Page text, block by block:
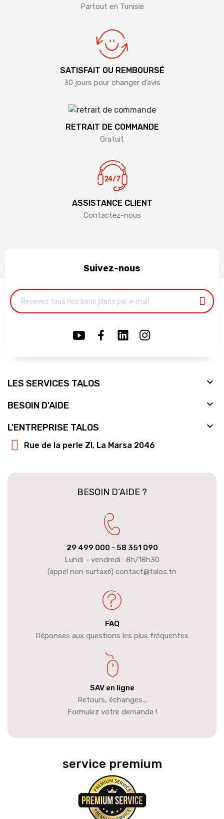
Partout en Tunisie
SATISFAIT OU REMBOURSÉ
30 jours pour changer d’avis
RETRAIT DE COMMANDE
Gratuit
ASSISTANCE CLIENT
Contactez-nous
Suivez-nous
LES SERVICES TALOS 
BESOIN D'AIDE 
L'ENTREPRISE TALOS 
Rue de la perle ZI, La Marsa 2046
BESOIN D’AIDE ?
29 499 000 - 58 351 090
Lundi - vendredi : 8h/18h30
(appel non surtaxé) contact@talos.tn
FAQ
Réponses aux questions les plus fréquentes
SAV en ligne
Retours, échanges...
Formulez votre demande !
service premium